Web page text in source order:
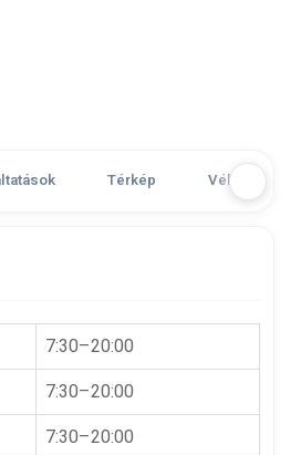
Térkép Vélemények
7:30–20:00
7:30–20:00
7:30–20:00